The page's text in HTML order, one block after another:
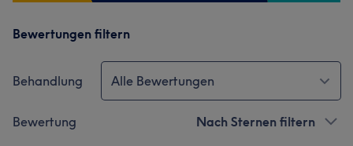
Bewertungen filtern
Behandlung Alle Bewertungen
Bewertung Nach Sternen filtern